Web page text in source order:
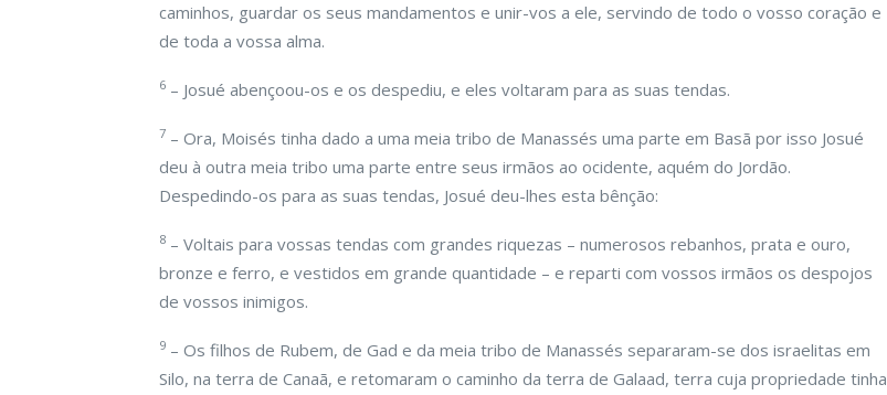
caminhos, guardar os seus mandamentos e unir-vos a ele, servindo de todo o vosso coração e
de toda a vossa alma.
6 – Josué abençoou-os e os despediu, e eles voltaram para as suas tendas.
7 – Ora, Moisés tinha dado a uma meia tribo de Manassés uma parte em Basã por isso Josué
deu à outra meia tribo uma parte entre seus irmãos ao ocidente, aquém do Jordão.
Despedindo-os para as suas tendas, Josué deu-lhes esta bênção:
8 – Voltais para vossas tendas com grandes riquezas – numerosos rebanhos, prata e ouro,
bronze e ferro, e vestidos em grande quantidade – e reparti com vossos irmãos os despojos
de vossos inimigos.
9 – Os filhos de Rubem, de Gad e da meia tribo de Manassés separaram-se dos israelitas em
Silo, na terra de Canaã, e retomaram o caminho da terra de Galaad, terra cuja propriedade tinha